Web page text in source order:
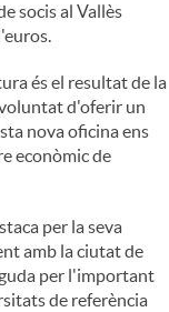
socis al Vallès
és el resultat de la
d'oferir un
nova oficina ens
econòmic de
per la seva
amb la ciutat de
per l'important
de referència